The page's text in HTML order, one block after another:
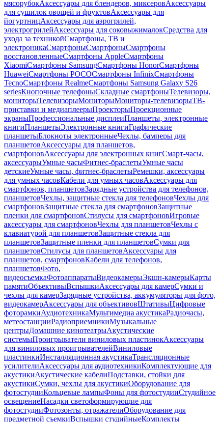
мясорубокАксессуары для блендеров, миксеровАксессуары
для сушилок овощей и фруктовАксессуары для
йогуртницАксессуары для аэрогрилей,
электрогрилейАксессуары для соковыжималокСредства для
ухода за техникойСмартфоны, ТВ и
электроникаСмартфоныСмартфоныСмартфоны
восстановленныеСмартфоны AppleСмартфоны
XiaomiСмартфоны SamsungСмартфоны HonorСмартфоны
HuaweiСмартфоны POCOСмартфоны InfinixСмартфоны
TecnoСмартфоны RealmeСмартфоны Samsung Galaxy S26
seriesКнопочные телефоныСкладные смартфоныТелевизоры,
мониторыТелевизорыМониторыМониторы-телевизорыТВ-
приставки и медиаплеерыПроекторыПроекционные
экраныПрофессиональные дисплеиПланшеты, электронные
книгиПланшетыЭлектронные книгиГрафические
планшетыБлокноты электронныеЧехлы, бамперы для
планшетовАксессуары для планшетов,
смартфоновАксессуары для электронных книгСмарт-часы,
аксессуарыУмные часыФитнес-браслетыУмные часы
детскиеУмные часы, фитнес-браслетыРемешки, аксессуары
для умных часовКабели для умных часовАксессуары для
смартфонов, планшетовЗарядные устройства для телефонов,
планшетовЧехлы, защитные стекла для телефоновЧехлы для
смартфоновЗащитные стекла для смартфоновЗащитные
пленки для смартфоновСтилусы для смартфоновИгровые
аксессуары для смартфоновЧехлы для планшетовЧехлы с
клавиатурой для планшетовЗащитные стекла для
планшетовЗащитные пленки для планшетовСумки для
планшетовСтилусы для планшетовАксессуары для
планшетов, смартфоновКабели для телефонов,
планшетовФото,
видеосъемкаФотоаппаратыВидеокамерыЭкшн-камерыКарты
памятиОбъективыВспышкиАксессуары для камерСумки и
чехлы для камерЗарядные устройства, аккумуляторы для фото,
видеокамерАксессуары для объективовШтативыЦифровые
фоторамкиАудиотехникаМультимедиа акустикаРадиочасы,
метеостанцииРадиоприемникиМузыкальные
центрыДомашние кинотеатрыАкустические
системыПроигрыватели виниловых пластинокАксессуары
для виниловых проигрывателейВиниловые
пластинкиИнсталляционная акустикаТрансляционные
усилителиАксессуары для аудиотехникиКомплектующие для
акустикиАкустические кабелиПодставки, стойки для
акустикиСумки, чехлы для акустикиОборудование для
фотостудииКольцевые лампыФоны для фотостудииСтудийное
освещениеНасадки светоформирующие для
фотостудииФотозонты, отражателиОборудование для
предметной съемкиВспышки студийныеКомплекты